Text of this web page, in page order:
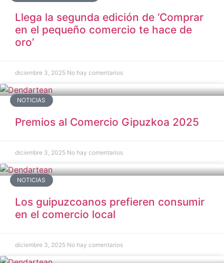
Llega la segunda edición de ‘Comprar
en el pequeño comercio te hace de
oro’
diciembre 3, 2025 No hay comentarios
NOTICIAS
Premios al Comercio Gipuzkoa 2025
diciembre 3, 2025 No hay comentarios
NOTICIAS
Los guipuzcoanos prefieren consumir
en el comercio local
diciembre 3, 2025 No hay comentarios